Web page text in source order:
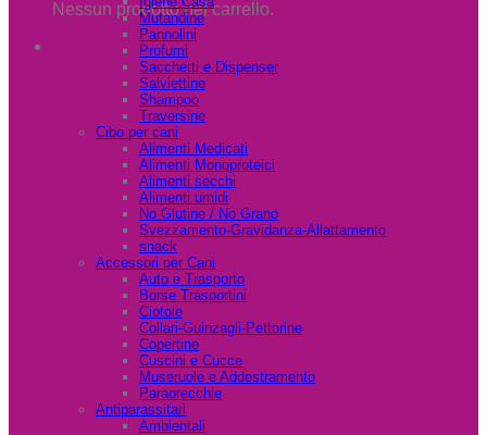
Nessun prodotto nel carrello.
Mutandine
Pannolini
Profumi
Sacchetti e Dispenser
Salviettine
Shampoo
Traversine
Cibo per cani
Alimenti Medicati
Alimenti Monoproteici
Alimenti secchi
Alimenti umidi
No Glutine / No Grano
Svezzamento-Gravidanza-Allattamento
snack
Accessori per Cani
Auto e Trasporto
Borse Trasportini
Ciotole
Collari-Guinzagli-Pettorine
Copertine
Cuscini e Cucce
Museruole e Addestramento
Paraorecchie
Antiparassitari
Ambientali